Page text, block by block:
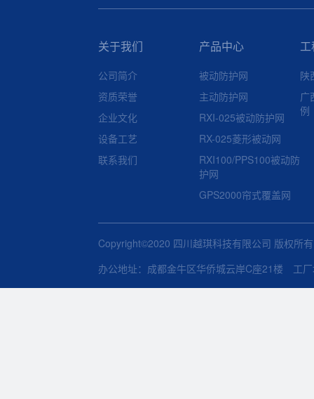
关于我们
公司简介
资质荣誉
企业文化
设备工艺
联系我们
产品中心
被动防护网
主动防护网
RXI-025被动防护网
RX-025菱形被动网
RXI100/PPS100被动防
护网
GPS2000帘式覆盖网
陕
广
例
Copyright©2020 四川越琪科技有限公司 版权所
办公地址：成都金牛区华侨城云岸C座21楼 工